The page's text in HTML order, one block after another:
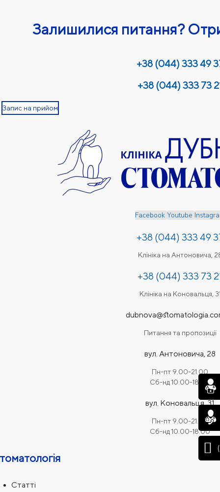
Залишилися питання?
+38 (044) 333 49
+38 (044) 333 73
Запис на прийом
Facebook Youtube
+38 (044) 333 49
Клініка на Антоновича,
+38 (044) 333 73
Клініка на Коновальця,
Питання та пропозиції
вул. Антоновича, 28
Пн-пт 9.00-21.00
Сб-нд 10.00-18.00
вул. Коновальця, 31
Пн-пт 9.00-21.00
Сб-нд 10.00-18.00
Статті